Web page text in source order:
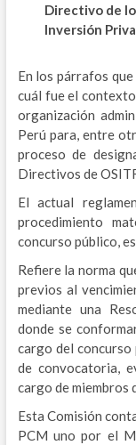
Directivo de
Inversión
En los párrafos
cuál fue el
organización
Perú para, entre
proceso de
Directivos de
El actual
procedimiento
concurso público,
Refiere la norma
previos al
mediante una
donde se
cargo del concurso
de convocatoria,
cargo de miembros
Esta Comisión
PCM uno por el